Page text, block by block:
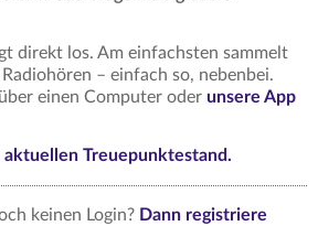
direkt los. Am einfachsten sammelt
– einfach so, nebenbei.
einen Computer oder unsere App
Treuepunktestand.
keinen Login? Dann registriere